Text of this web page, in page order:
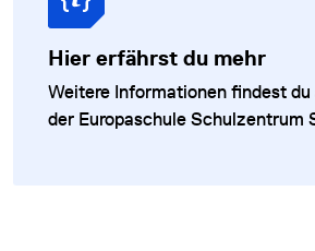
Hier erfährst du mehr
Weitere Informationen findest
der Europaschule Schulzentrum